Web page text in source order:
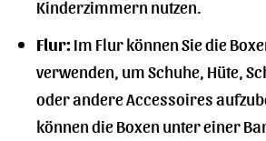
Kinderzimmern nutzen.
Flur:Im Flur können Sie die
verwenden, um Schuhe, Hüte,
oder andere Accessoires
können die Boxen unter einer